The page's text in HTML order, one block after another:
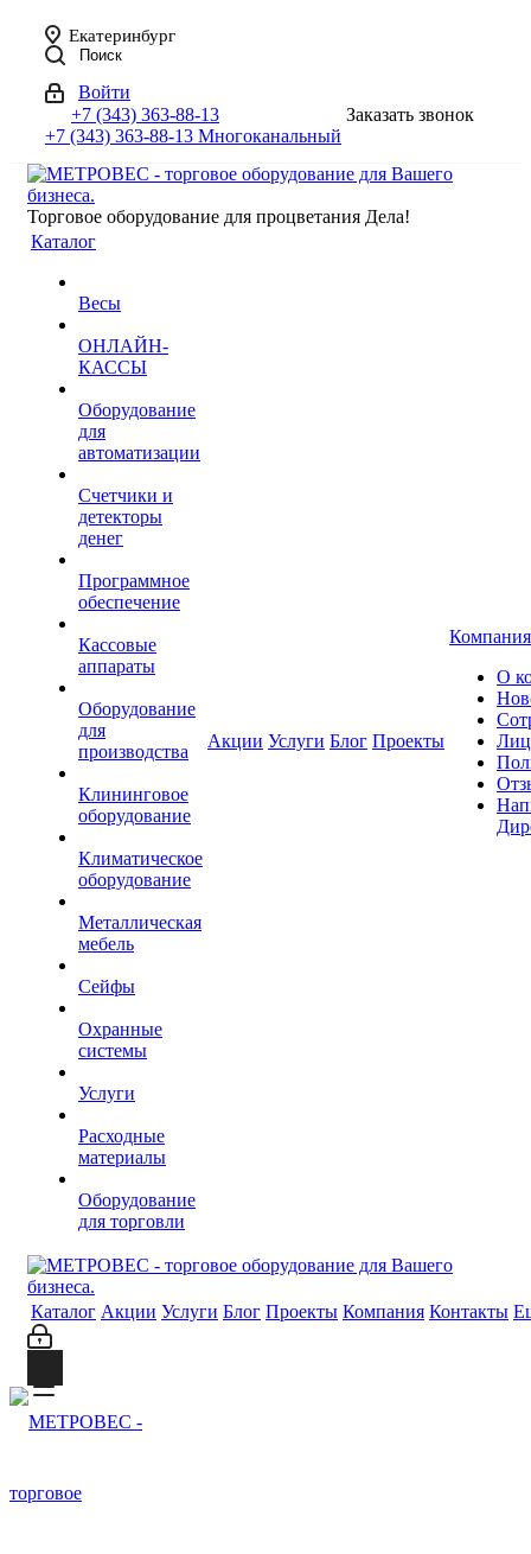
Екатеринбург
Поиск
Войти
+7 (343) 363-88-13
+7 (343) 363-88-13 Многоканальный
Заказать звонок
Торговое оборудование для процветания Дела!
Каталог
Весы
ОНЛАЙН-
КАССЫ
Оборудование
для
автоматизации
Счетчики и
детекторы
денег
Программное
обеспечение
Кассовые
аппараты
Оборудование
для
производства
Клининговое
оборудование
Климатическое
оборудование
Металлическая
мебель
Сейфы
Охранные
системы
Услуги
Расходные
материалы
Оборудование
для торговли
Акции Услуги Блог Проекты
Компания
О
Каталог Акции Услуги Блог Проекты Компания Контакты